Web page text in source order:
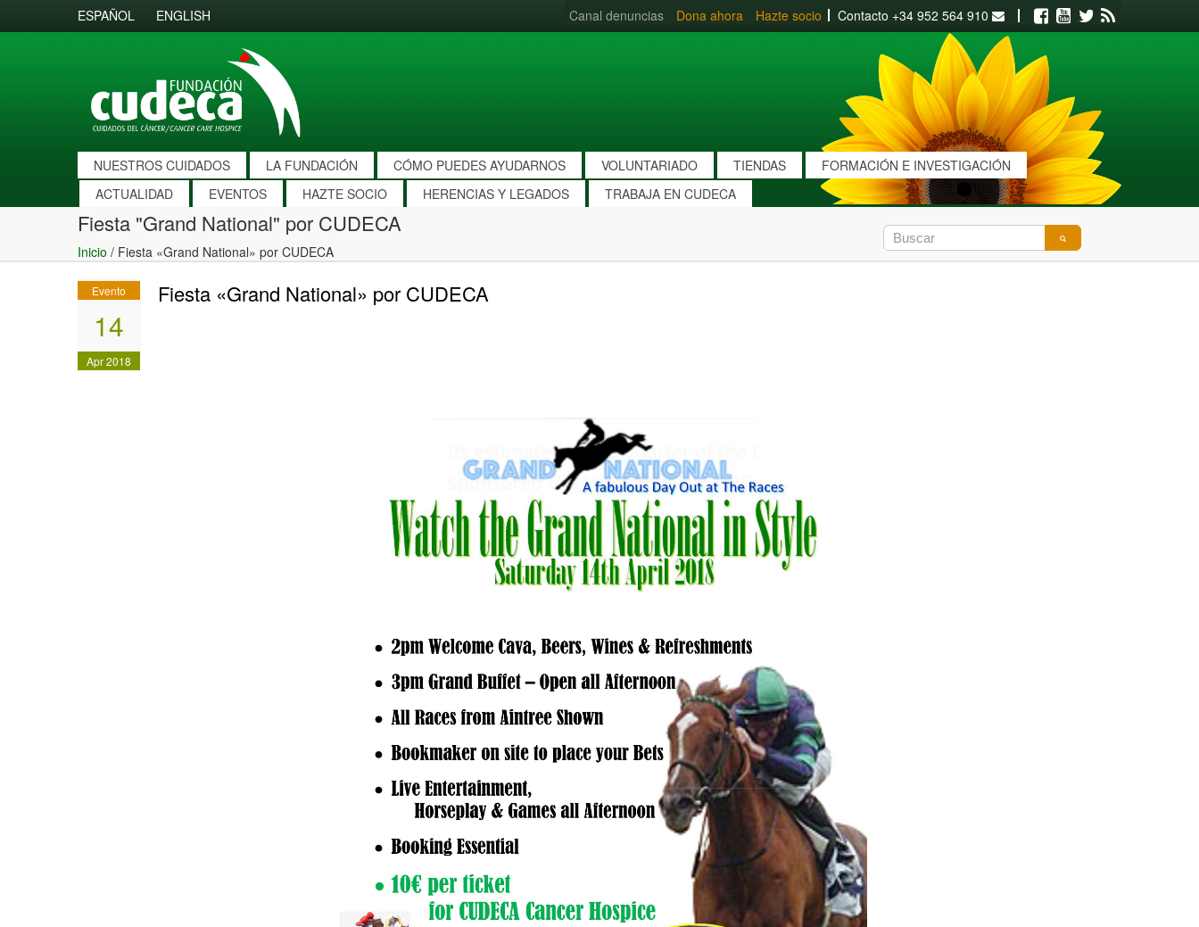
ESPAÑOL ENGLISH Canal denuncias Dona ahora Hazte socio Contacto +34 952 564 910 Facebook
Youtube
Twitter
NUESTROS CUIDADOS LA FUNDACIÓN CÓMO PUEDES AYUDARNOS VOLUNTARIADO TIENDAS
FORMACIÓN E INVESTIGACIÓN
ACTUALIDAD
EVENTOS HAZTE SOCIO HERENCIAS Y LEGADOS TRABAJA EN CUDECA
Fiesta "Grand National" por CUDECA
Inicio / Fiesta «Grand National» por CUDECA
Evento
14
Apr 2018
Fiesta «Grand National» por CUDECA